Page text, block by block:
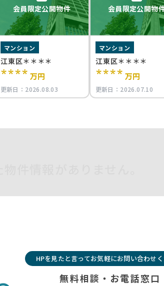
会員限定公開物件
マンション
江東区＊＊＊＊
**** 万円
更新日： 2026.08.03
会員限定公開物
マンション
江東区＊＊＊＊
**** 万円
更新日： 2026.07.10
HPを見たと言ってお気軽にお問い合わせ
無料相談・お電話窓口